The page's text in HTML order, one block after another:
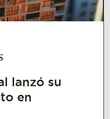
lanzó su
en